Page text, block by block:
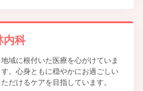
内科
地域に根付いた医療を心がけていま
す。心身ともに穏やかにお過ごしい
ただけるケアを目指しています。